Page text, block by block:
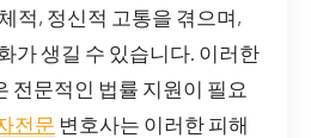
적, 정신적 고통을 겪으며,
가 생길 수 있습니다. 이러한
전문적인 법률 지원이 필요
전문 변호사는 이러한 피해